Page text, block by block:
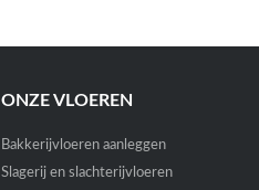
ONZE VLOEREN
Bakkerijvloeren aanleggen
Slagerij en slachterijvloeren